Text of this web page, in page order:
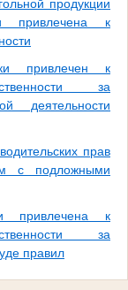
продукции
привлечена к
привлечен к
за
деятельности
прав
с подложными
привлечена к
за
правил